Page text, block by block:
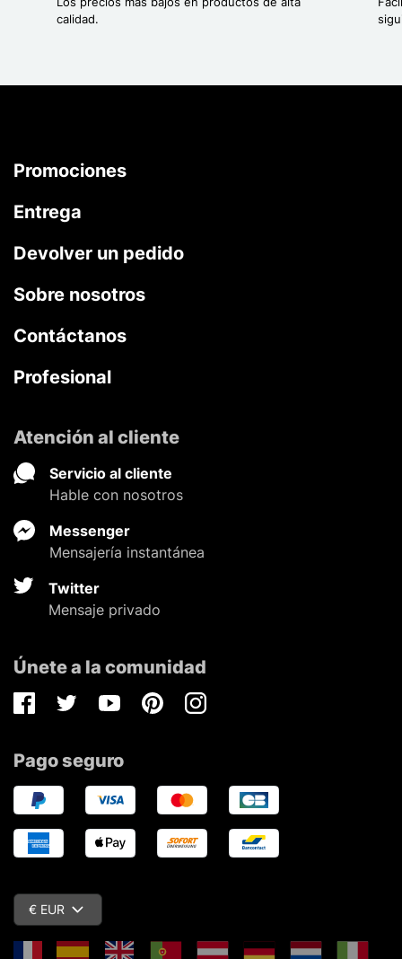
calidad.
Promociones
Entrega
Devolver un pedido
Sobre nosotros
Contáctanos
Profesional
Atención al cliente
Servicio al cliente
Hable con nosotros
Messenger
Mensajería instantánea
Twitter
Mensaje privado
Únete a la comunidad
FacebookTwitterYoutubePinterestInstagram
Pago seguro
€ EUR